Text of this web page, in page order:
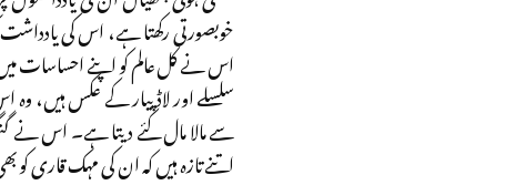
خوبصورتی رکھتا ہے، اس کی
اس نے کل عالم کو اپنے احساسات
سلسلے اور لاڈ پیار کے عکس ہیں،
سے مالا مال کئے دیتا ہے۔ اس نے
اتنے تازہ ہیں کہ ان کی مہک